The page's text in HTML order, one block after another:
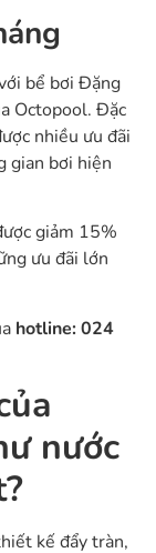
bể bơi Đặng
Octopool. Đặc
nhiều ưu đãi
gian bơi hiện
giảm 15%
ưu đãi lớn
hotline: 024
nước
kế đẩy tràn,